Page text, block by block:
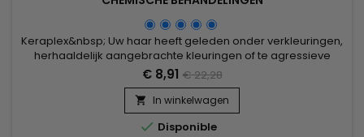
Keraplex&nbsp; Uw haar heeft geleden onder verkleuringen,
herhaaldelijk aangebrachte kleuringen of te agressieve
gladmakende en ontkrullende
behandelingen.&nbsp;&nbsp;Keraplex is het additief dat uw
haar opnieuw doet opleven en het beschermt tegen
afbreken, droogheid en poreusheid.&nbsp; Voeg nu
KERAPLEX toe aan uw bereiding, zodat uw haar herstelt,...
€ 8,91 € 22,28
 In winkelwagen
 Disponible